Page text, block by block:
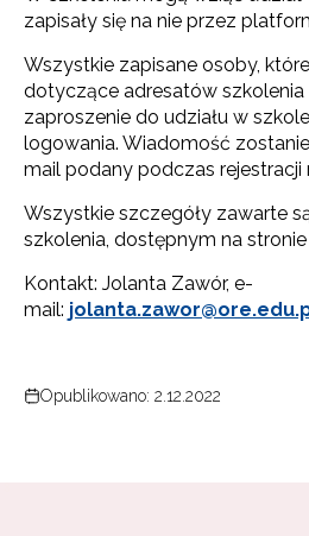
zapisały się na nie przez
Wszystkie zapisane osoby,
dotyczące adresatów
zaproszenie do udziału w
logowania. Wiadomość
mail podany podczas rejestracji
Wszystkie szczegóły zawarte
szkolenia, dostępnym na stronie
Kontakt: Jolanta Zawór, e-
mail:
Opublikowano: 2.12.2022